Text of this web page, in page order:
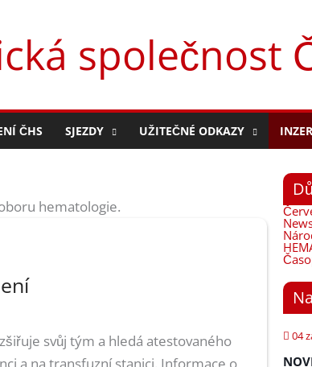
společnost
ČHS SJEZDY UŽITEČNÉ ODKAZY
hematologie.
svůj tým a hledá atestovaného
04